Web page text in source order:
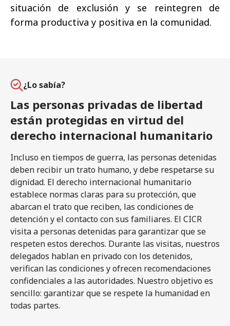
situación de exclusión y se reintegren de
forma productiva y positiva en la comunidad.
¿Lo sabía?
Las personas privadas de libertad
están protegidas en virtud del
derecho internacional humanitario
Incluso en tiempos de guerra, las personas detenidas
deben recibir un trato humano, y debe respetarse su
dignidad. El derecho internacional humanitario
establece normas claras para su protección, que
abarcan el trato que reciben, las condiciones de
detención y el contacto con sus familiares. El CICR
visita a personas detenidas para garantizar que se
respeten estos derechos. Durante las visitas, nuestros
delegados hablan en privado con los detenidos,
verifican las condiciones y ofrecen recomendaciones
confidenciales a las autoridades. Nuestro objetivo es
sencillo: garantizar que se respete la humanidad en
todas partes.